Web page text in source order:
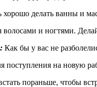
хорошо делать ванны и
волосами и ногтями.
Как бы у вас не
поступления на новую
пораньше, чтобы